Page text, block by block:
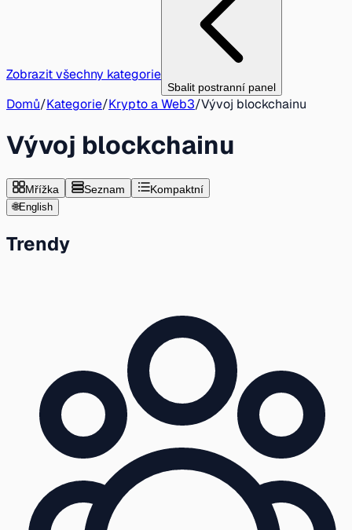
Zobrazit všechny kategorie
Sbalit postranní panel
Domů/Kategorie/Krypto a Web3/Vývoj blockchainu
Vývoj blockchainu
Mřížka Seznam Kompaktní
🌐English
Trendy